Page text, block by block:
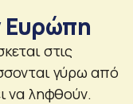
Ευρώπη
στις
γύρω από
να ληφθούν.